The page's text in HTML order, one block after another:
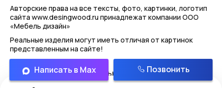
Авторские права на все тексты, фото, картинки, логотип
сайта www.desingwood.ru принадлежат компании ООО
«Мебель дизайн»
Реальные изделия могут иметь отличая от картинок
представленным на сайте!
Политика конфиденциальности
Написать в Max Позвонить